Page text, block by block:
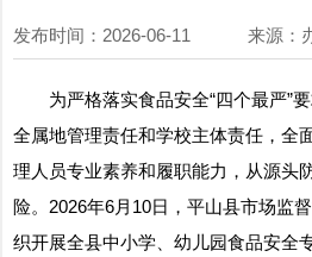
发布时间：2026-06-11 来源：办
为严格落实食品安全“四个最严”
全属地管理责任和学校主体责任，全
理人员专业素养和履职能力，从源头
险。2026年6月10日，平山县市场监
织开展全县中小学、幼儿园食品安全